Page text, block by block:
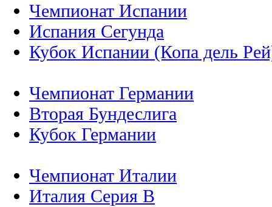
Чемпионат Испании
Испания Сегунда
Кубок Испании (Копа дель
Чемпионат Германии
Вторая Бундеслига
Кубок Германии
Чемпионат Италии
Италия Серия B